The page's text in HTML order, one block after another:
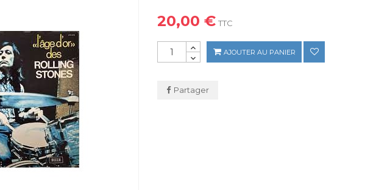
20,00 € TTC
AJOUTER AU PANIER
Partager